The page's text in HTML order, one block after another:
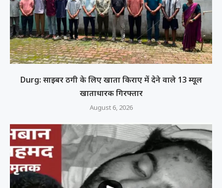
Durg: साइबर ठगी के लिए खाता किराए में देने वाले 13 म्यूल
खाताधारक गिरफ्तार
August 6, 2026